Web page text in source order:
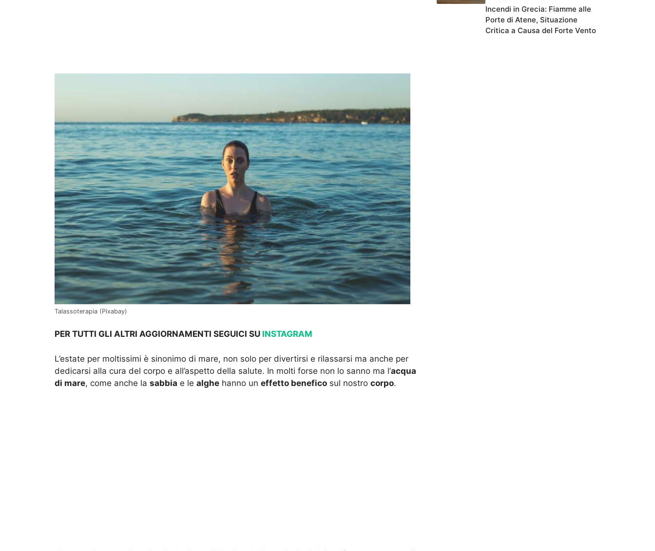
Talassoterapia (Pixabay)
PER TUTTI GLI ALTRI AGGIORNAMENTI SEGUICI SU INSTAGRAM
L’estate per moltissimi è sinonimo di mare, non solo per divertirsi e rilassarsi ma anche per
dedicarsi alla cura del corpo e all’aspetto della salute. In molti forse non lo sanno ma l’acqua
di mare, come anche la sabbia e le alghe hanno un effetto benefico sul nostro corpo.
Incendi in Grecia: Fiamme alle
Porte di Atene, Situazione
Critica a Causa del Forte Vento